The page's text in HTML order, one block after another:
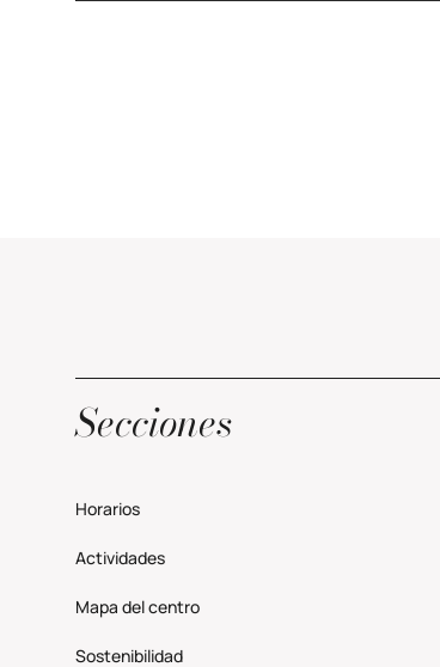
Secciones
Horarios
Actividades
Mapa del centro
Sostenibilidad